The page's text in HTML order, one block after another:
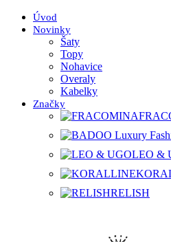
Úvod
Novinky
Šaty
Topy
Nohavice
Overaly
Kabelky
Značky
LEO &
RELISH